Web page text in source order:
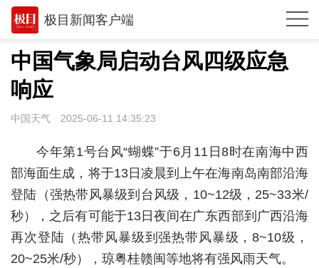
极目新闻客户端
推荐
观点
时政
武汉
世相
环球
专题
中国气象局启动台风四级应急
响应
中国天气 2025-06-11 14:35:23
今年第1号台风“蝴蝶”于6月11日8时在南海中西
部海面生成，将于13日凌晨到上午在海南岛南部沿海
登陆（强热带风暴级到台风级，10~12级，25~33米/
秒），之后有可能于13日夜间在广东西部到广西沿海
再次登陆（热带风暴级到强热带风暴级，8~10级，
20~25米/秒），琼粤桂赣闽等地将有强风雨天气。